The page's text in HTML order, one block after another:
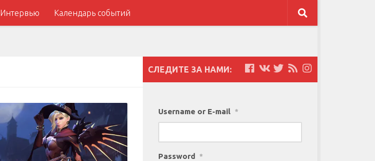
Интервью Календарь событий
СЛЕДИТЕ ЗА НАМИ:
Username or E-mail *
Password *